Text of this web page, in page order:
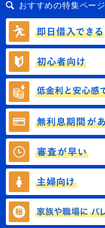
おすすめの特集ページ